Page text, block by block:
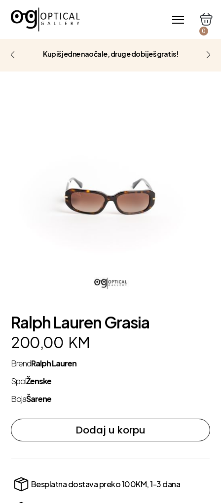
0
Kupiš jedne naočale, druge dobiješ gratis!
Ralph Lauren Grasia
200,00 KM
BrendRalph Lauren
SpolŽenske
BojaŠarene
Dodaj u korpu
Besplatna dostava preko 100KM, 1-3 dana